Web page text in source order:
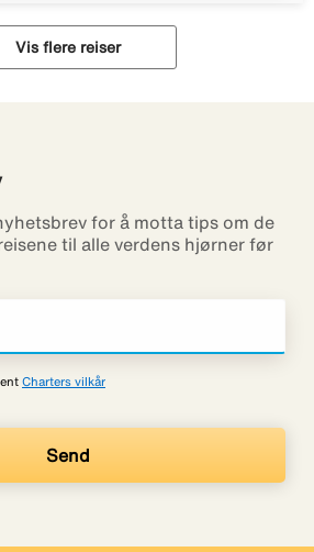
Vis flere reiser
for å motta tips om de
til alle verdens hjørner før
Charters vilkår